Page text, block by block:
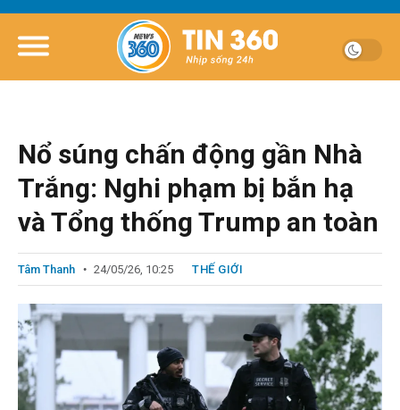
Nổ súng chấn động gần Nhà
Trắng: Nghi phạm bị bắn hạ
và Tổng thống Trump an toàn
Tâm Thanh 24/05/26, 10:25 THẾ GIỚI